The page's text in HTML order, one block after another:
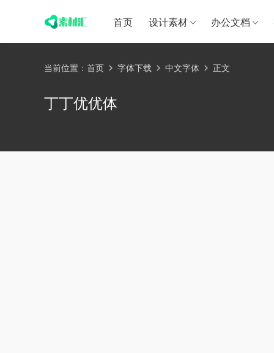
首页 设计素材 办公文档
当前位置： 首页 字体下载 中文字体 正文
丁丁优优体